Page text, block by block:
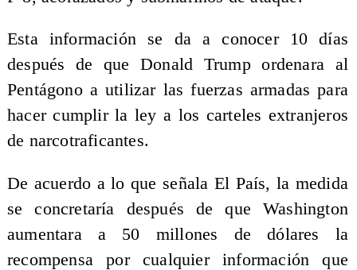
Esta información se da a conocer 10 días
después de que Donald Trump ordenara al
Pentágono a utilizar las fuerzas armadas para
hacer cumplir la ley a los carteles extranjeros
de narcotraficantes.
De acuerdo a lo que señala El País, la medida
se concretaría después de que Washington
aumentara a 50 millones de dólares la
recompensa por cualquier información que